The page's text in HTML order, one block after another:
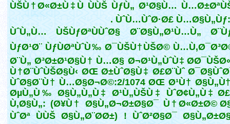
ÙŠÙ†Ø«Ø±Ù‡Ù ÙÙŠ ÙƒÙ„ Ø¹Ø§Ù…
ÙˆÙ…ÙˆØ·Ø£
ÙˆÙ„Ù… ÙŠÙƒØªÙÙˆØ§ Ø¨Ø§Ù„Ø¹Ù…Ù„
ÙƒØ¹Ø¨ ÙƒÙØªÙˆÙ‰ Ø¯ÙŠÙ†ÙŠØ©
Ø¨Ù„ Ø³Ø±Ø¹Ø§Ù† Ù…Ø§ Ø¬Ø¹Ù„ÙˆÙ‡
Ù†Ø¨ÙˆÙŠØ§Ù‹ ØŒ Ø±ÙˆØ§Ù‡ Ø£Ø¨Ùˆ
ÙˆØ§Ø¨Ù† Ù…Ø§Ø¬Ø©:2/1074 ØŒ Ø¹Ù†
ØµÙ„Ù‰ Ø§Ù„Ù„Ù‡ Ø¹Ù„ÙŠÙ‡ ÙˆØ¢Ù„Ù‡
Ù‚Ø§Ù„: (Ø¥Ù† Ø§Ù„Ø¬Ø±Ø§Ø¯ Ù†Ø«Ø±Ø©
ÙˆØª ÙÙŠ Ø§Ù„Ø¨Ø­Ø±) ! ÙˆØ²Ø§Ø¯